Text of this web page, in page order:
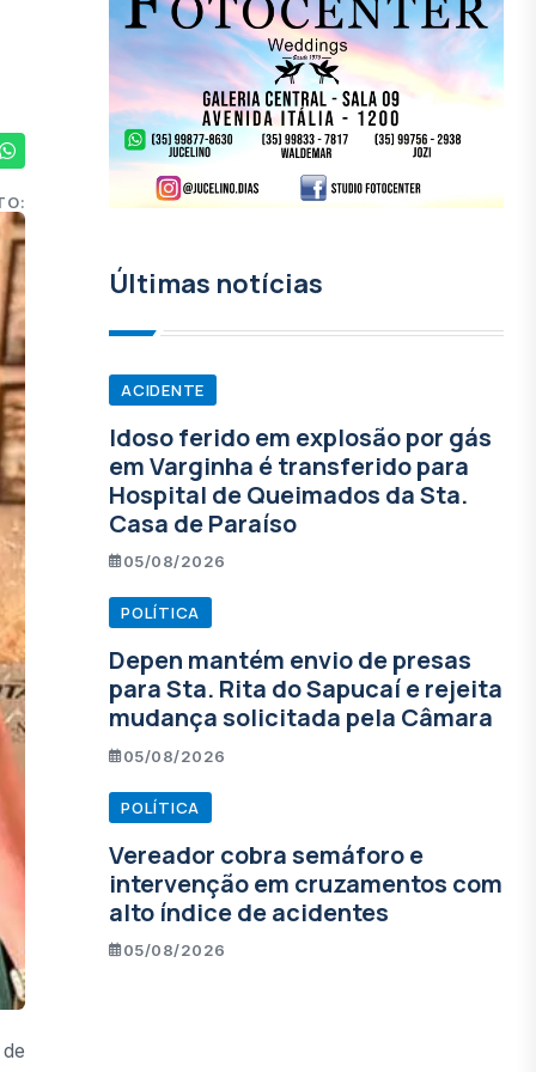
Últimas notícias
ACIDENTE
Idoso ferido em explosão por gás
em Varginha é transferido para
Hospital de Queimados da Sta.
Casa de Paraíso
05/08/2026
POLÍTICA
Depen mantém envio de presas
para Sta. Rita do Sapucaí e rejeita
mudança solicitada pela Câmara
05/08/2026
POLÍTICA
Vereador cobra semáforo e
intervenção em cruzamentos com
alto índice de acidentes
05/08/2026